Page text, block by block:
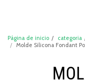
Página de inicio categoria
Molde Silicona Fondant